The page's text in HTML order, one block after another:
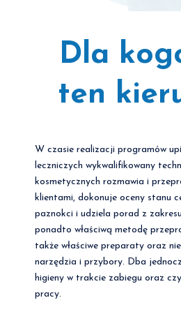
Dla
ten
W czasie realizacji programów
leczniczych wykwalifikowany
kosmetycznych rozmawia i
klientami, dokonuje oceny stanu
paznokci i udziela porad z
ponadto właściwą metodę
także właściwe preparaty oraz
narzędzia i przybory. Dba
higieny w trakcie zabiegu oraz
pracy.